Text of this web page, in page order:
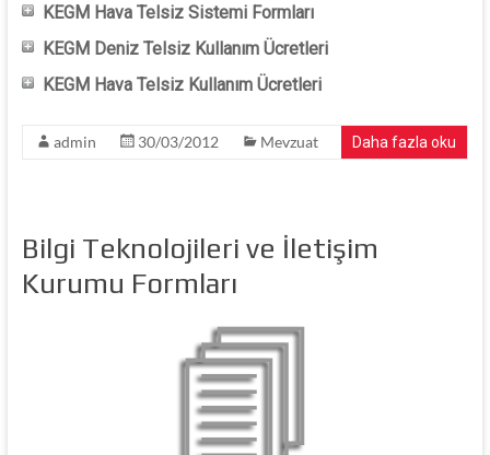
KEGM Hava Telsiz Sistemi Formları
KEGM Deniz Telsiz Kullanım Ücretleri
KEGM Hava Telsiz Kullanım Ücretleri
admin 30/03/2012 Mevzuat Daha fazla oku
Bilgi Teknolojileri ve İletişim
Kurumu Formları